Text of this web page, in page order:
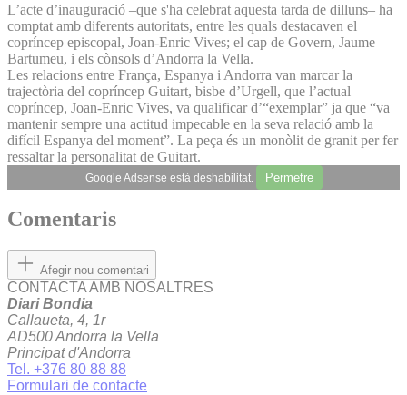
L’acte d’inauguració –que s'ha celebrat aquesta tarda de dilluns– ha
comptat amb diferents autoritats, entre les quals destacaven el
copríncep episcopal, Joan-Enric Vives; el cap de Govern, Jaume
Bartumeu, i els cònsols d’Andorra la Vella.
Les relacions entre França, Espanya i Andorra van marcar la
trajectòria del copríncep Guitart, bisbe d’Urgell, que l’actual
copríncep, Joan-Enric Vives, va qualificar d’“exemplar” ja que “va
mantenir sempre una actitud impecable en la seva relació amb la
difícil Espanya del moment”. La peça és un monòlit de granit per fer
ressaltar la personalitat de Guitart.
Google Adsense està deshabilitat. Permetre
Comentaris
Afegir nou comentari
CONTACTA AMB NOSALTRES
Diari Bondia
Callaueta, 4, 1r
AD500 Andorra la Vella
Principat d'Andorra
Tel. +376 80 88 88
Formulari de contacte